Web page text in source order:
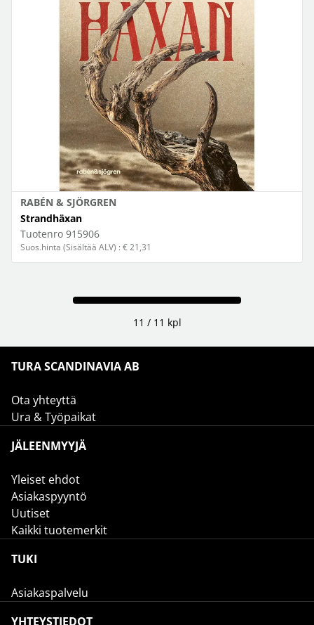
RABÉN & SJÖRGREN
Strandhäxan
Tuotenro 915906
Suos.hinta (Sisältää ALV) : € 21,31
11 / 11 kpl
TURA SCANDINAVIA AB
Ota yhteyttä
Ura & Työpaikat
JÄLEENMYYJÄ
Yleiset ehdot
Asiakaspyyntö
Uutiset
Kaikki tuotemerkit
TUKI
Asiakaspalvelu
YHTEYSTIEDOT